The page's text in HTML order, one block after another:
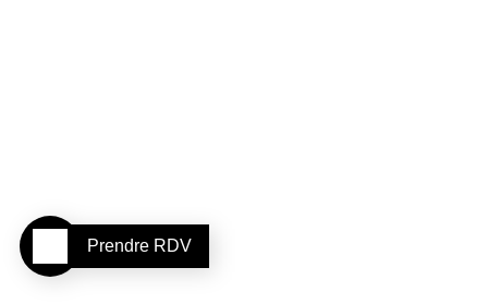
Prendre RDV